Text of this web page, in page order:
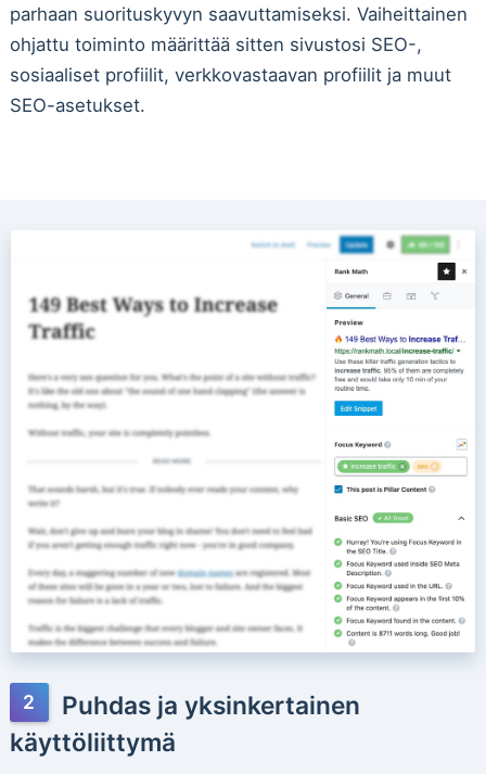
parhaan suorituskyvyn saavuttamiseksi. Vaiheittainen
ohjattu toiminto määrittää sitten sivustosi SEO-,
sosiaaliset profiilit, verkkovastaavan profiilit ja muut
SEO-asetukset.
Puhdas ja yksinkertainen
käyttöliittymä